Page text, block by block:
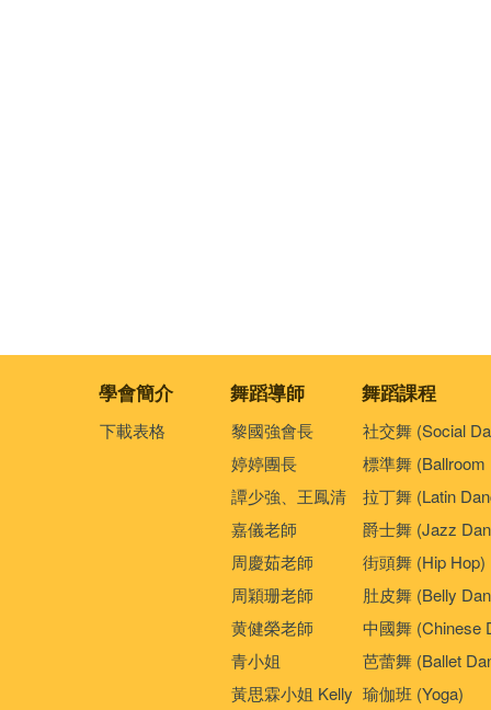
學會簡介 舞蹈導師 舞蹈課程
下載表格
黎國強會長
婷婷團長
譚少強、王鳳清
嘉儀老師
周慶茹老師
周穎珊老師
黄健榮老師
青小姐
黃思霖小姐 Kelly
社交舞 (Social
標準舞 (Ballroom
拉丁舞 (Latin
爵士舞 (Jazz
街頭舞 (Hip Hop)
肚皮舞 (Belly
中國舞 (Chinese
芭蕾舞 (Ballet
瑜伽班 (Yoga)